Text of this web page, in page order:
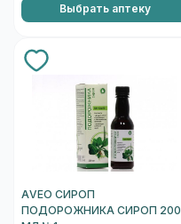
Выбрать аптеку
AVEO СИРОП
ПОДОРОЖНИКА СИРОП 200